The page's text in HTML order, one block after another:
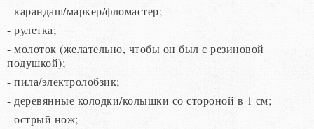
- карандаш/маркер/фломастер;
- рулетка;
- молоток (желательно, чтобы он был с резиновой
подушкой);
- пила/электролобзик;
- деревянные колодки/колышки со стороной в 1 см;
- острый нож;